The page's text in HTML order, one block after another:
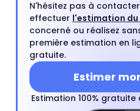
N'hésitez pas à
effectuer l'estimation
concerné ou réalisez
première estimation en
gratuite.
Estimer
Estimation 100%